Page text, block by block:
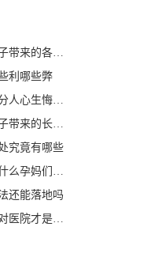
利哪些弊
究竟有哪些
还能落地吗